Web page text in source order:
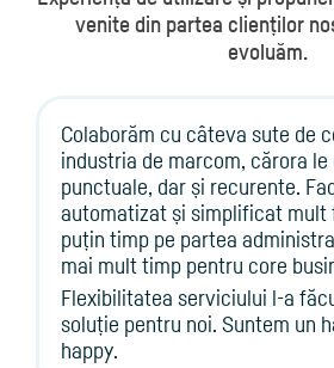
venite din partea clienților
evoluăm.
Colaborăm cu câteva sute de
industria de marcom, cărora
punctuale, dar și recurente.
automatizat și simplificat mult
puțin timp pe partea
mai mult timp pentru core
Flexibilitatea serviciului l-a
soluție pentru noi. Suntem un
happy.